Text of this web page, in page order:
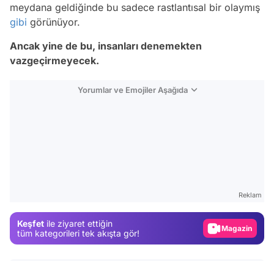
meydana geldiğinde bu sadece rastlantısal bir olaymış
gibi görünüyor.
Ancak yine de bu, insanları denemekten
vazgeçirmeyecek.
Yorumlar ve Emojiler Aşağıda
Reklam
Keşfet ile ziyaret ettiğin
tüm kategorileri tek akışta gör!
Video